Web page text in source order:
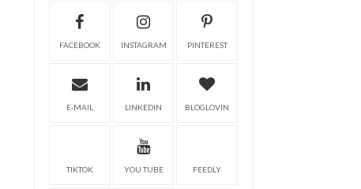
FACEBOOK INSTAGRAM PINTEREST
E-MAIL LINKEDIN BLOGLOVIN
TIKTOK YOU TUBE FEEDLY